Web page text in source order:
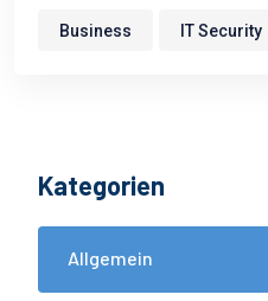
Business IT Security
Kategorien
Allgemein